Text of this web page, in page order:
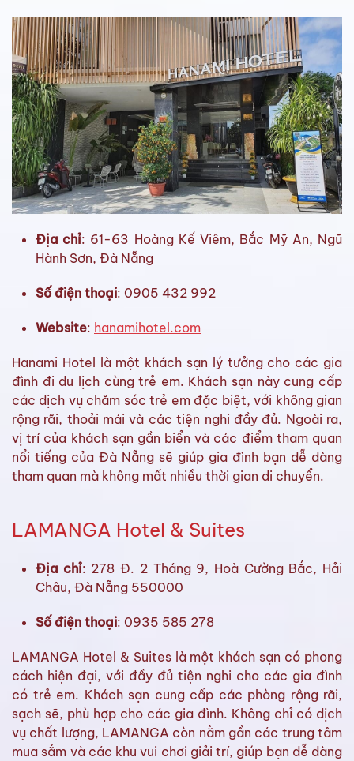
Địa chỉ: 61-63 Hoàng Kế Viêm, Bắc Mỹ An, Ngũ
Hành Sơn, Đà Nẵng
Số điện thoại: 0905 432 992
Website: hanamihotel.com
Hanami Hotel là một khách sạn lý tưởng cho các gia
đình đi du lịch cùng trẻ em. Khách sạn này cung cấp
các dịch vụ chăm sóc trẻ em đặc biệt, với không gian
rộng rãi, thoải mái và các tiện nghi đầy đủ. Ngoài ra,
vị trí của khách sạn gần biển và các điểm tham quan
nổi tiếng của Đà Nẵng sẽ giúp gia đình bạn dễ dàng
tham quan mà không mất nhiều thời gian di chuyển.
LAMANGA Hotel & Suites
Địa chỉ: 278 Đ. 2 Tháng 9, Hoà Cường Bắc, Hải
Châu, Đà Nẵng 550000
Số điện thoại: 0935 585 278
LAMANGA Hotel & Suites là một khách sạn có phong
cách hiện đại, với đầy đủ tiện nghi cho các gia đình
có trẻ em. Khách sạn cung cấp các phòng rộng rãi,
sạch sẽ, phù hợp cho các gia đình. Không chỉ có dịch
vụ chất lượng, LAMANGA còn nằm gần các trung tâm
mua sắm và các khu vui chơi giải trí, giúp bạn dễ dàng